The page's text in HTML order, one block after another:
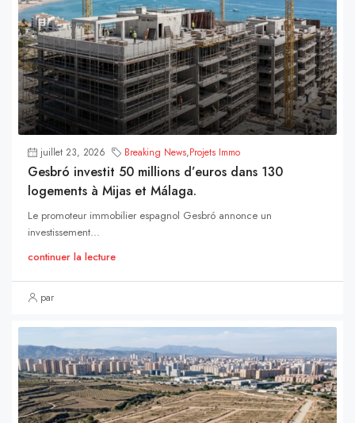
juillet 23, 2026 Breaking News,Projets Immo
Gesbró investit 50 millions d’euros dans 130
logements à Mijas et Málaga.
Le promoteur immobilier espagnol Gesbró annonce un
investissement...
continuer la lecture
par